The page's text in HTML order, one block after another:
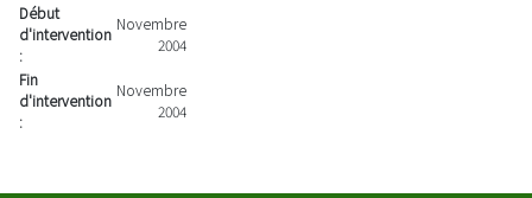
Début
d'intervention
:
Novembre
2004
Fin
d'intervention
:
Novembre
2004